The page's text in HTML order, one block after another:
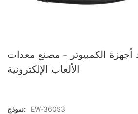
أجهزة الكمبيوتر - مصنع معدات
الألعاب الإلكترونية
نموذج:
EW-360S3